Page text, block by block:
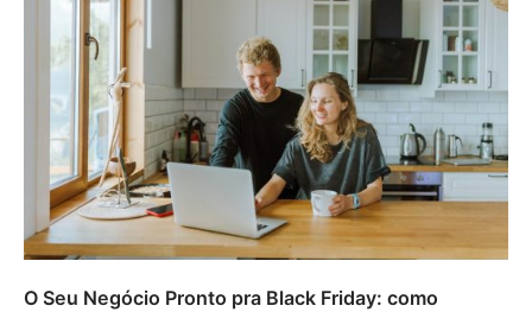
O Seu Negócio Pronto pra Black Friday: como